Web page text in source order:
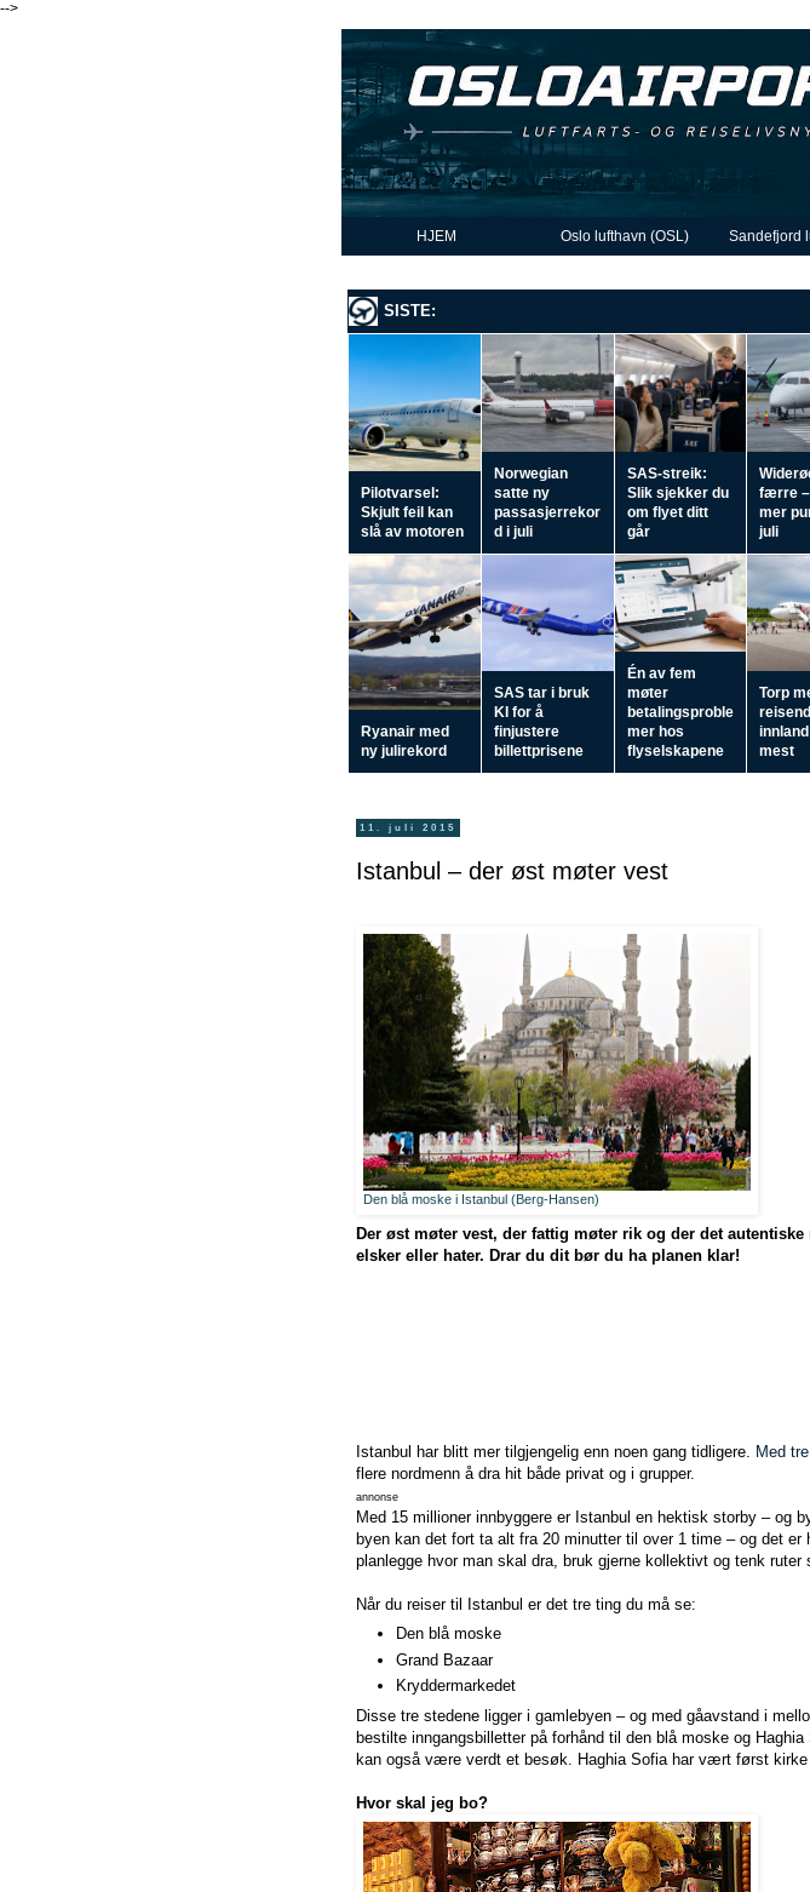
-->
HJEM Oslo lufthavn (OSL) Sandefjord
SISTE:
Pilotvarsel:
Skjult feil kan
slå av motoren
Norwegian
satte ny
passasjerrekor
d i juli
SAS-streik:
Slik sjekker du
om flyet ditt
går
færre
mer
juli
Ryanair med
ny julirekord
SAS tar i bruk
KI for å
finjustere
billettprisene
Én av fem
møter
betalingsproble
mer hos
flyselskapene
Torp
mest
11. juli 2015
Istanbul – der øst møter vest
Den blå moske i Istanbul (Berg-Hansen)
Der øst møter vest, der fattig møter rik og der det
elsker eller hater. Drar du dit bør du ha planen klar!
Istanbul har blitt mer tilgjengelig enn noen gang tidligere. Med
flere nordmenn å dra hit både privat og i grupper.
annonse
Med 15 millioner innbyggere er Istanbul en hektisk storby – og
byen kan det fort ta alt fra 20 minutter til over 1 time – og det
planlegge hvor man skal dra, bruk gjerne kollektivt og tenk ruter
Når du reiser til Istanbul er det tre ting du må se:
Den blå moske
Grand Bazaar
Kryddermarkedet
Disse tre stedene ligger i gamlebyen – og med gåavstand i
bestilte inngangsbilletter på forhånd til den blå moske og
kan også være verdt et besøk. Haghia Sofia har vært først kirke
Hvor skal jeg bo?